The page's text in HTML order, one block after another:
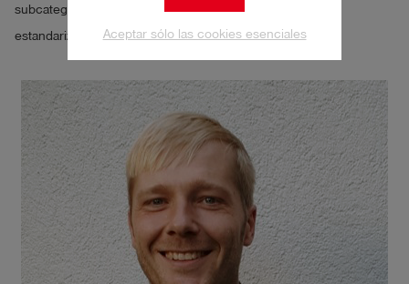
Aceptar sólo las cookies esenciales
subcategorías técnicas y económicas para la evaluación
estandarizada de los sistemas.